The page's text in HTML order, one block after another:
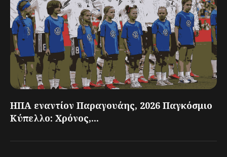
ΗΠΑ εναντίον Παραγουάης, 2026 Παγκόσμιο
Κύπελλο: Χρόνος,...